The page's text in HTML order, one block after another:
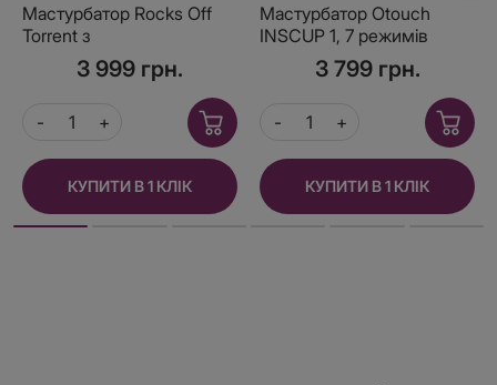
Мастурбатор Rocks Off
Torrent з
аероподушечками та
вібрацією3 999 грн.
КУПИТИ В 1 КЛІК
Мастурбатор Otouch
INSCUP 1, 7 режимів
вібрації, підігрів, вхід-
вагіна, внутрішній 4D-
3 799 грн.
КУПИТИ В 1 КЛІК